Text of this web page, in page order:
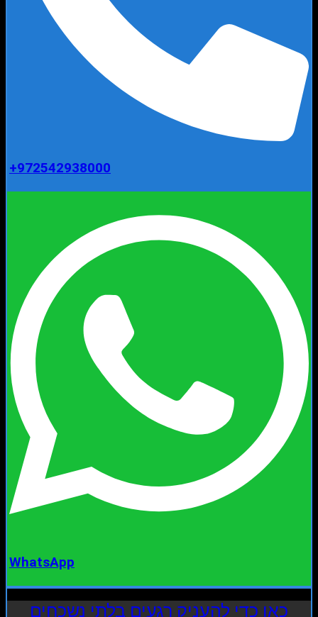
+972542938000
WhatsApp
כאן כדי להעניק רגעים בלתי נשכחים